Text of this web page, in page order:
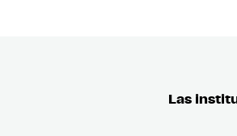
Las